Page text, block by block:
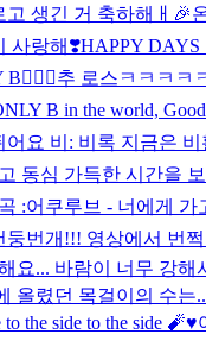
생긴 거 축하해ㅐ🎉
사랑해❣️HAPPY DAYS
추 로스ㅋㅋㅋㅋ
B in the world,
요 비: 비록 지금은
동심 가득한 시간
:어쿠루브 - 너에게 가
둥번개!!! 영상에서 번
요... 바람이 너무 강
올렸던 목걸이의 수
to the side to the side 🧨♥️